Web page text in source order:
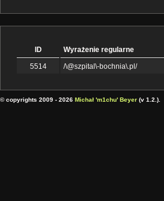
ID Wyrażenie regularne
5514
/\@szpital\-bochnia\.pl/
© copyrights 2009 - 2026 Michał 'm1chu' Beyer (v 1.2.).